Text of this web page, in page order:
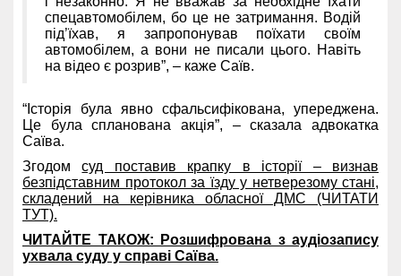
спецавтомобілем, бо це не затримання. Водій
під’їхав, я запропонував поїхати своїм
автомобілем, а вони не писали цього. Навіть
на відео є розрив”, – каже Саїв.
“Історія була явно сфальсифікована, упереджена.
Це була спланована акція”, – сказала адвокатка
Саїва.
Згодомсуд поставив крапку в історії – визнав
безпідставним протокол за їзду у нетверезому стані,
складений на керівника обласної ДМС (ЧИТАТИ
ТУТ).
ЧИТАЙТЕ ТАКОЖ: Розшифрована з аудіозапису
ухвала суду у справі Саїва.